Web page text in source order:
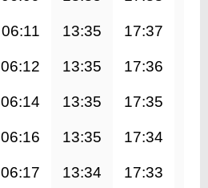
06:11 13:35 17:37
06:12 13:35 17:36
06:14 13:35 17:35
06:16 13:35 17:34
06:17 13:34 17:33